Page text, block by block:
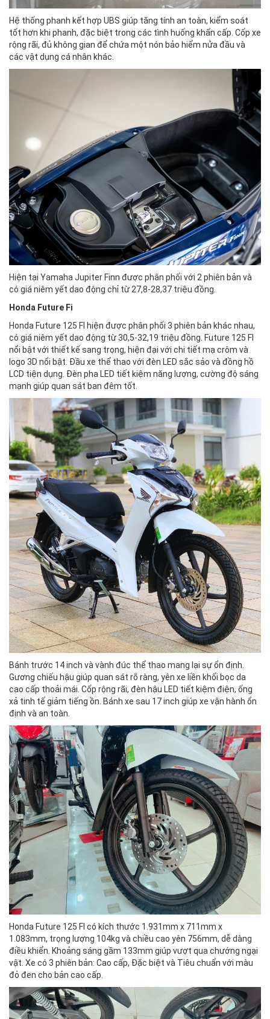
Hệ thống phanh kết hợp UBS giúp tăng tính an toàn, kiểm soát
tốt hơn khi phanh, đặc biệt trong các tình huống khẩn cấp. Cốp xe
rộng rãi, đủ không gian để chứa một nón bảo hiểm nửa đầu và
các vật dụng cá nhân khác.
Hiện tại Yamaha Jupiter Finn được phân phối với 2 phiên bản và
có giá niêm yết dao động chỉ từ 27,8-28,37 triệu đồng.
Honda Future Fi
Honda Future 125 FI hiện được phân phối 3 phiên bản khác nhau,
có giá niêm yết dao động từ 30,5-32,19 triệu đồng. Future 125 FI
nổi bật với thiết kế sang trọng, hiện đại với chi tiết mạ crôm và
logo 3D nổi bật. Đầu xe thể thao với đèn LED sắc sảo và đồng hồ
LCD tiện dụng. Đèn pha LED tiết kiệm năng lượng, cường độ sáng
mạnh giúp quan sát ban đêm tốt.
Bánh trước 14 inch và vành đúc thể thao mang lại sự ổn định.
Gương chiếu hậu giúp quan sát rõ ràng, yên xe liền khối bọc da
cao cấp thoải mái. Cốp rộng rãi, đèn hậu LED tiết kiệm điện, ống
xả tinh tế giảm tiếng ồn. Bánh xe sau 17 inch giúp xe vận hành ổn
định và an toàn.
Honda Future 125 FI có kích thước 1.931mm x 711mm x
1.083mm, trọng lượng 104kg và chiều cao yên 756mm, dễ dàng
điều khiển. Khoảng sáng gầm 133mm giúp vượt qua chướng ngại
vật. Xe có 3 phiên bản: Cao cấp, Đặc biệt và Tiêu chuẩn với màu
đỏ đen cho bản cao cấp.